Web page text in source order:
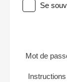
Se
Mot de